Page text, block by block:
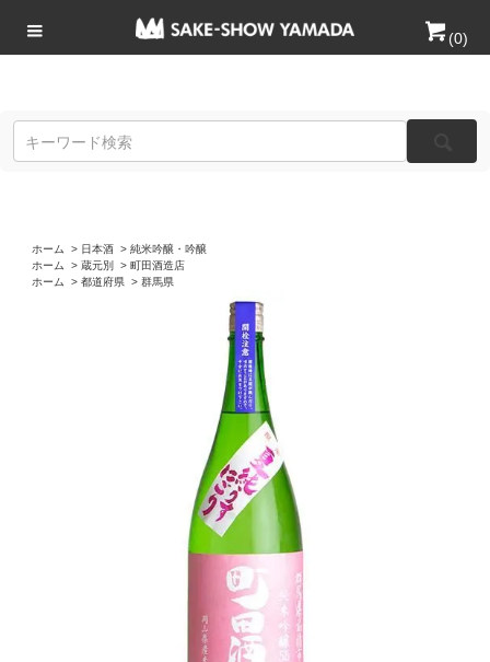
(0)
ホーム > 日本酒 > 純米吟醸・吟醸
ホーム
> 蔵元別 > 町田酒造店
ホーム
> 都道府県 > 群馬県